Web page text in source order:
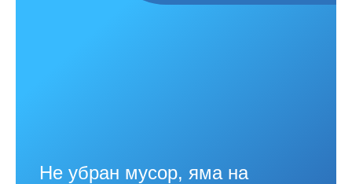
Не убран мусор, яма на